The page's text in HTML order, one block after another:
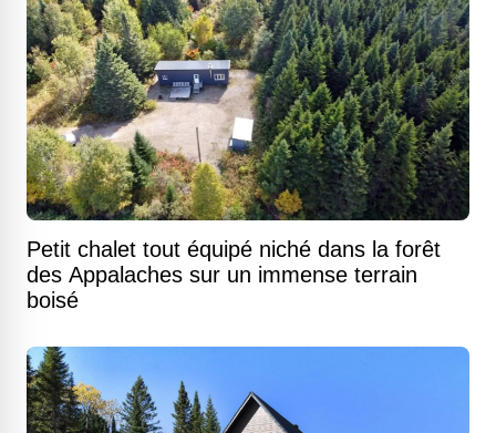
Petit chalet tout équipé niché dans la forêt
des Appalaches sur un immense terrain
boisé